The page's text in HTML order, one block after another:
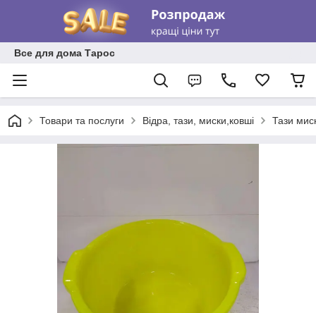
Все для дома Тарос
Товари та послуги Відра, тази, миски,ковші Тази